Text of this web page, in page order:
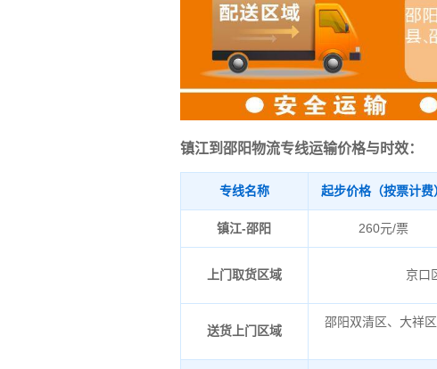
镇江到邵阳物流专线运输价格与时效：
专线名称 起步价格（按票计费
镇江-邵阳 260元/票
上门取货区域 京口
送货上门区域
邵阳双清区、大祥